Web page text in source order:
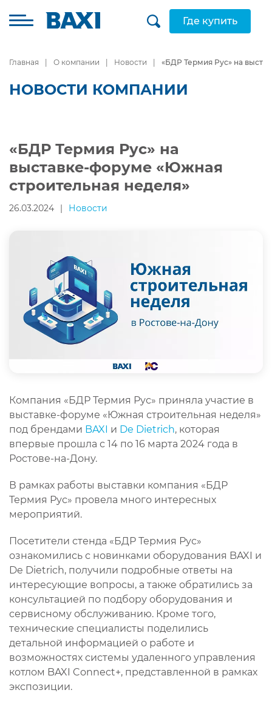
Где купить
Главная О компании Новости «БДР Термия Рус» на
НОВОСТИ КОМПАНИИ
«БДР Термия Рус» на
выставке-форуме «Южная
строительная неделя»
26.03.2024 | Новости
Компания «БДР Термия Рус» приняла участие в
выставке-форуме «Южная строительная неделя»
под брендами BAXI и De Dietrich, которая
впервые прошла с 14 по 16 марта 2024 года в
Ростове-на-Дону.
В рамках работы выставки компания «БДР
Термия Рус» провела много интересных
мероприятий.
Посетители стенда «БДР Термия Рус»
ознакомились с новинками оборудования BAXI и
De Dietrich, получили подробные ответы на
интересующие вопросы, а также обратились за
консультацией по подбору оборудования и
сервисному обслуживанию. Кроме того,
технические специалисты поделились
детальной информацией о работе и
возможностях системы удаленного управления
котлом BAXI Connect+, представленной в рамках
экспозиции.